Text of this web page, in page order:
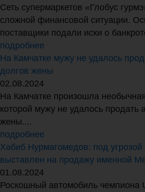
Сеть супермаркетов «Глобус
сложной финансовой ситуации.
поставщики подали иски о
подробнее
На Камчатке мужу не удалось
долгов жены
02.08.2024
На Камчатке произошла
которой мужу не удалось продать
жены....
подробнее
Хабиб Нурмагомедов: под угрозой
выставлен на продажу именной
01.08.2024
Роскошный автомобиль чемпиона